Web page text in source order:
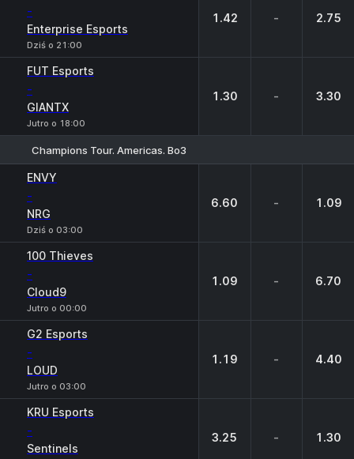
-
Enterprise Esports
Dziś o 21:00
1.42 - 2.75
FUT Esports
-
GIANTX
Jutro o 18:00
1.30 - 3.30
Champions Tour. Americas. Bo3
ENVY
-
NRG
Dziś o 03:00
6.60 - 1.09
100 Thieves
-
Cloud9
Jutro o 00:00
1.09 - 6.70
G2 Esports
-
LOUD
Jutro o 03:00
1.19 - 4.40
KRU Esports
-
Sentinels
3.25 - 1.30